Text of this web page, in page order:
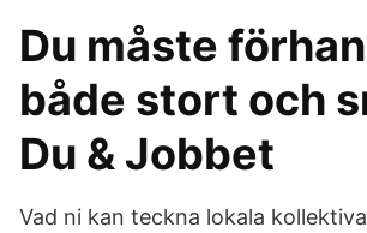
Du måste
både stort och
Du & Jobbet
Vad ni kan teckna lokala